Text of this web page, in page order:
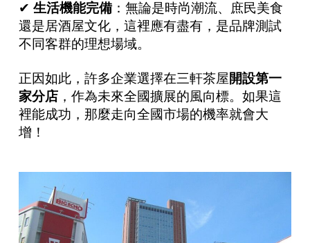
✔ 生活機能完備：無論是時尚潮流、庶民美食
還是居酒屋文化，這裡應有盡有，是品牌測試
不同客群的理想場域。
正因如此，許多企業選擇在三軒茶屋開設第一
家分店，作為未來全國擴展的風向標。如果這
裡能成功，那麼走向全國市場的機率就會大
增！